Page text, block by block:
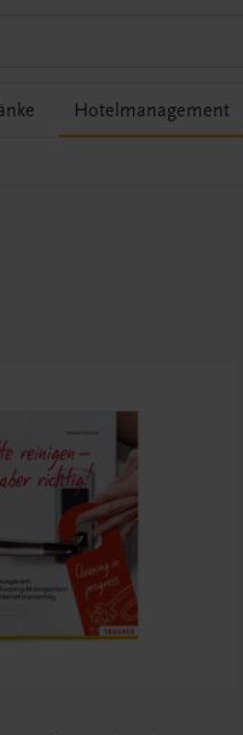
Hotelmanagement